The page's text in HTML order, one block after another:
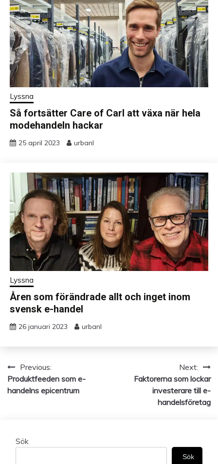
Lyssna
Så fortsätter Care of Carl att växa när hela
modehandeln hackar
25 april 2023 urbanl
Lyssna
Åren som förändrade allt och inget inom
svensk e-handel
26 januari 2023 urbanl
Inläggsnavigering
Previous:
Produktfeeden som e-
handelns epicentrum
Next:
Faktorerna som lockar
investerare till e-
handelsföretag
Sök
Sök